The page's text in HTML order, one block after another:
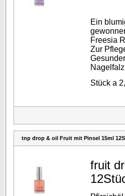
Ein
Freesia
Zur
Stück a
tnp drop & oil Fruit mit Pinsel 15ml
fruit